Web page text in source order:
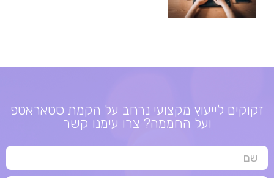
זקוקים לייעוץ מקצועי נרחב על הקמת סטאראטפ
ועל החממה? צרו עימנו קשר